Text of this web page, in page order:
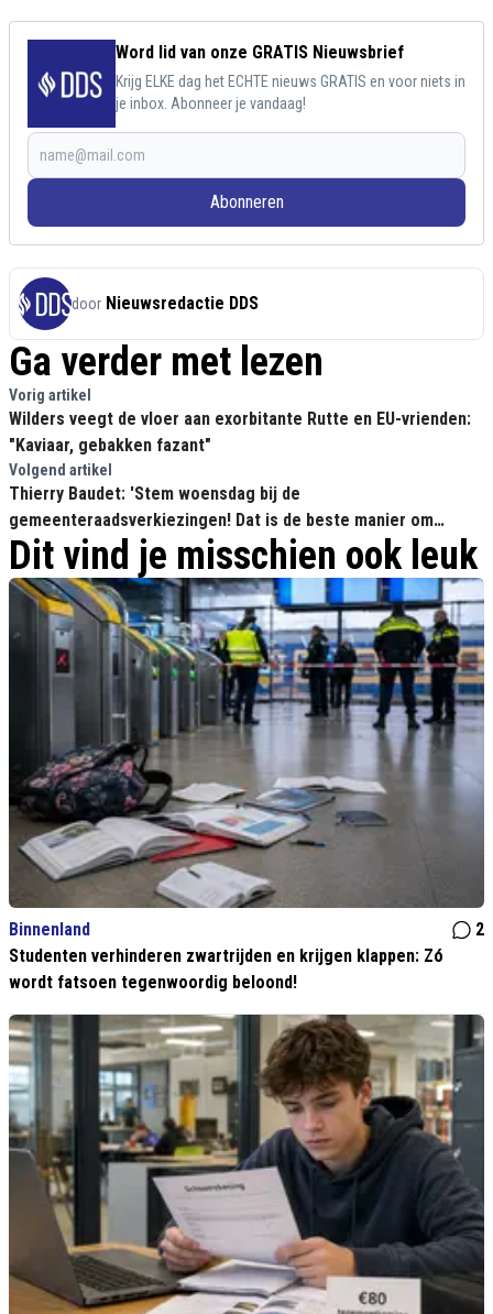
Word lid van onze GRATIS Nieuwsbrief
Krijg ELKE dag het ECHTE nieuws GRATIS en voor niets in
je inbox. Abonneer je vandaag!
Abonneren
door Nieuwsredactie DDS
Ga verder met lezen
Vorig artikel
Wilders veegt de vloer aan exorbitante Rutte en EU-vrienden:
"Kaviaar, gebakken fazant"
Volgend artikel
Thierry Baudet: 'Stem woensdag bij de
gemeenteraadsverkiezingen! Dat is de beste manier om
kiesfraude te voorkomen'
Dit vind je misschien ook leuk
Binnenland
2
Studenten verhinderen zwartrijden en krijgen klappen: Zó
wordt fatsoen tegenwoordig beloond!